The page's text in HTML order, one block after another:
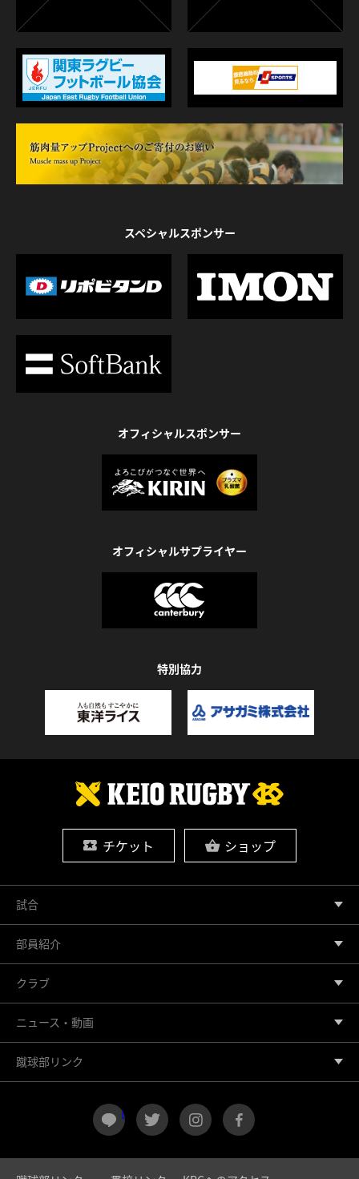
スペシャルスポンサー
オフィシャルスポンサー
オフィシャルサプライヤー
特別協力
チケット ショップ
LINE twitter instagram
試合
部員紹介
クラブ
ニュース・動画
蹴球部リンク